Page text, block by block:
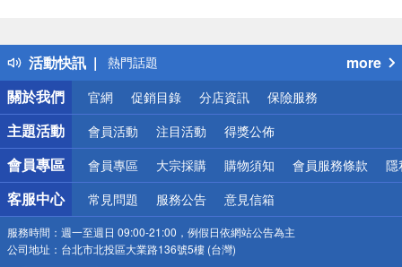
活動快訊
得獎公告
熱門話題
銀行優惠
偏遠地區配送
詐騙網頁！請小心！
more
關於我們
官網 促銷目錄 分店資訊 保險服務
主題活動 會員活動 注目活動 得獎公佈
會員專區 會員專區 大宗採購 購物須知 會員服務條款 隱
客服中心 常見問題 服務公告 意見信箱
服務時間： 週一至週日 09:00-21:00，例假日依網站公告為主
公司地址： 台北市北投區大業路136號5樓 (台灣)